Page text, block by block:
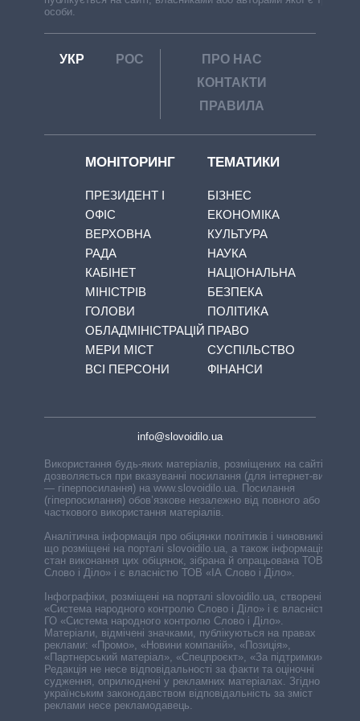
особи.
УКР РОС
ПРО НАС
КОНТАКТИ
ПРАВИЛА
МОНІТОРИНГ
ПРЕЗИДЕНТ І
ОФІС
ВЕРХОВНА
РАДА
КАБІНЕТ
МІНІСТРІВ
ГОЛОВИ
ОБЛАДМІНІСТРАЦІЙ
МЕРИ МІСТ
ВСІ ПЕРСОНИ
ТЕМАТИКИ
БІЗНЕС
ЕКОНОМІКА
КУЛЬТУРА
НАУКА
НАЦІОНАЛЬНА
БЕЗПЕКА
ПОЛІТИКА
ПРАВО
СУСПІЛЬСТВО
ФІНАНСИ
info@slovoidilo.ua
Використання будь-яких матеріалів, розміщених на сайті,
дозволяється при вказуванні посилання (для інтернет-видань
— гіперпосилання) на www.slovoidilo.ua. Посилання
(гіперпосилання) обов’язкове незалежно від повного або
часткового використання матеріалів.
Аналітична інформація про обіцянки політиків і чиновників,
що розміщені на порталі slovoidilo.ua, а також інформація про
стан виконання цих обіцянок, зібрана й опрацьована ТОВ «ІА
Слово і Діло» і є власністю ТОВ «ІА Слово і Діло».
Інфографіки, розміщені на порталі slovoidilo.ua, створені ГО
«Система народного контролю Слово і Діло» і є власністю
ГО «Система народного контролю Слово і Діло».
Матеріали, відмічені значками, публікуються на правах
реклами: «Промо», «Новини компаній», «Позиція»,
«Партнерський матеріал», «Спецпроєкт», «За підтримки».
Редакція не несе відповідальності за факти та оціночні
судження, оприлюднені у рекламних матеріалах. Згідно з
українським законодавством відповідальність за зміст
реклами несе рекламодавець.